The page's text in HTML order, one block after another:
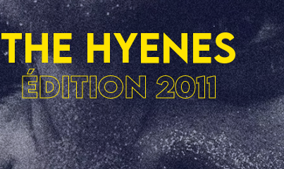
THE HYENES
ÉDITION 2011